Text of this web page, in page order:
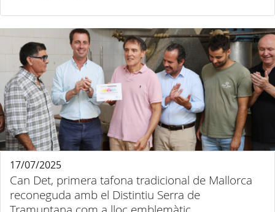
Can Det, primera tafona tradicional de Mallorca
reconeguda amb el Distintiu Serra de
17/07/2025